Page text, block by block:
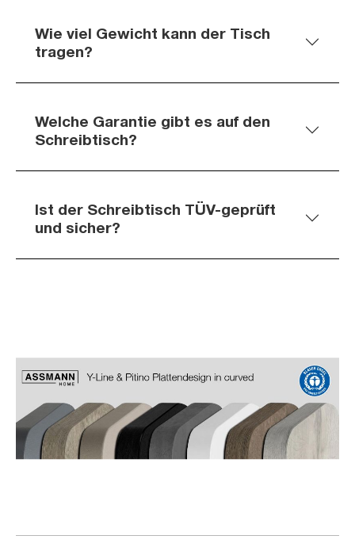
Wie viel Gewicht kann der Tisch
tragen?
Welche Garantie gibt es auf den
Schreibtisch?
Ist der Schreibtisch TÜV-geprüft
und sicher?